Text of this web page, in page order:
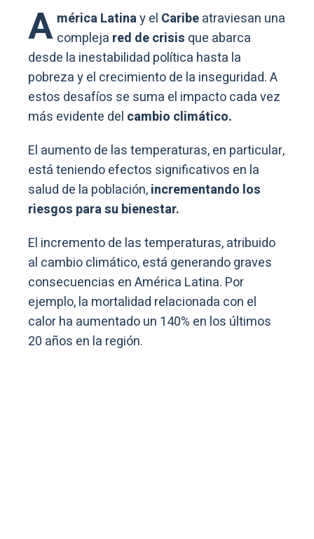
A mérica Latinay el Caribeatraviesan una
compleja red de crisis que abarca
desde la inestabilidad política hasta la
pobreza y el crecimiento de la inseguridad. A
estos desafíos se suma el impacto cada vez
más evidente del cambio climático.
El aumento de las temperaturas, en particular,
está teniendo efectos significativos en la
salud de la población,incrementando los
riesgos para su bienestar.
El incremento de las temperaturas, atribuido
al cambio climático, está generando graves
consecuencias en América Latina. Por
ejemplo, la mortalidad relacionada con el
calor ha aumentado un 140% en los últimos
20 años en la región.